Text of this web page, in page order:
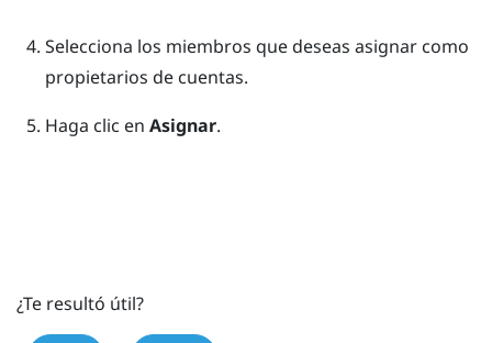
Selecciona los miembros que deseas asignar como
propietarios de cuentas.
Haga clic en Asignar.
¿Te resultó útil?